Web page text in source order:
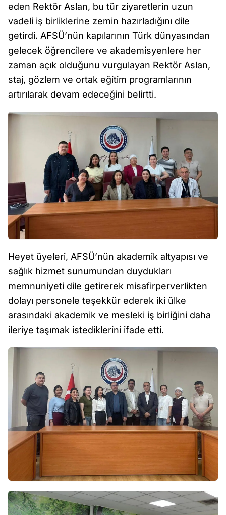
eden Rektör Aslan, bu tür ziyaretlerin uzun
vadeli iş birliklerine zemin hazırladığını dile
getirdi. AFSÜ’nün kapılarının Türk dünyasından
gelecek öğrencilere ve akademisyenlere her
zaman açık olduğunu vurgulayan Rektör Aslan,
staj, gözlem ve ortak eğitim programlarının
artırılarak devam edeceğini belirtti.
Heyet üyeleri, AFSÜ’nün akademik altyapısı ve
sağlık hizmet sunumundan duydukları
memnuniyeti dile getirerek misafirperverlikten
dolayı personele teşekkür ederek iki ülke
arasındaki akademik ve mesleki iş birliğini daha
ileriye taşımak istediklerini ifade etti.